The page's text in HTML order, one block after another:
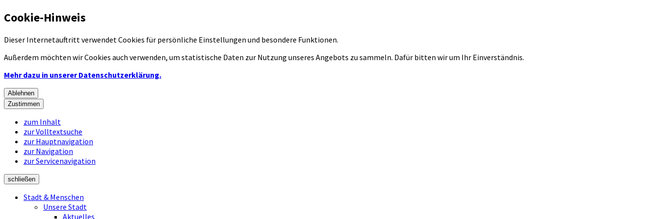
Cookie-Hinweis
Dieser Internetauftritt verwendet Cookies für persönliche Einstellungen und besondere Funktionen.
Außerdem möchten wir Cookies auch verwenden, um statistische Daten zur Nutzung unseres Angebots zu sammeln. Dafür bitten wir um Ihr Einverständnis.
Mehr dazu in unserer Datenschutzerklärung.
Ablehnen
Zustimmen
zum Inhalt
zur Volltextsuche
zur Hauptnavigation
zur Navigation
zur Servicenavigation
schließen
Stadt & Menschen
Unsere Stadt
Aktuelles